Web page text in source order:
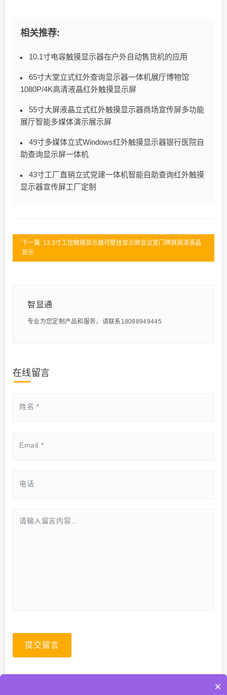
相关推荐:
10.1寸电容触摸显示器在户外自动售货机的应用
65寸大堂立式红外查询显示器一体机展厅博物馆
1080P/4K高清液晶红外触摸显示屏
55寸大屏液晶立式红外触摸显示器商场宣传屏多功能
展厅智能多媒体演示展示屏
49寸多媒体立式Windows红外触摸显示器银行医院自
助查询显示屏一体机
43寸工厂直销立式党建一体机智能自助查询红外触摸
显示器宣传屏工厂定制
下一篇: 13.3寸工控触摸显示器可壁挂显示屏会议室门牌屏高清液晶
显示
智显通
专业为您定制产品和服务，请联系18098949445
在线留言
提交留言
×